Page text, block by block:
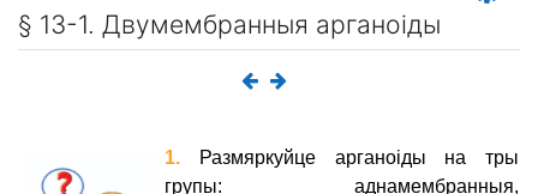
§ 13-1. Двумембранныя арганоіды
1.
Размяркуйце арганоіды на тры
групы: аднамембранныя,